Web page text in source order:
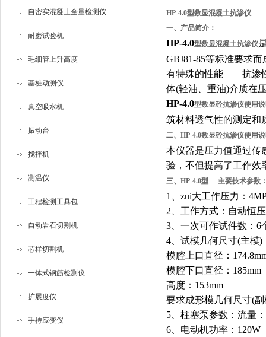
自密实混凝土全量检测仪
耐磨试验机
毛细管上升高度
基桩动测仪
真空吸水机
振动台
搅拌机
测温仪
工程检测工具包
自动岩石切割机
芯样切割机
一体式钢筋检测仪
扩展度仪
手持应变仪
HP-4.0型数显混凝土抗渗仪
一、产品简介：
HP-4.0型数显混凝土抗渗仪
GBJ81-85等标准要求而
有特殊的性能——抗渗
体(轻油、重油)介质在
HP-4.0型数显砼抗渗仪使用
筑材料透气性的测定和
二、 HP-4.0数显砼抗渗仪使用
本仪器是压力值通过传
验，不但提高了工作效
三、 HP-4.0型 主要技术参数
1 、zui大工作压力：
2 、工作方式：自动恒压
3 、一次可作试件数： 6
4 、试模几何尺寸(主模)
模腔上口直径：
模腔下口直径： 185mm
高度： 153mm
要求成形模几何尺寸(副
5 、柱塞泵参数：流量：
6 、电动机功率： 120W